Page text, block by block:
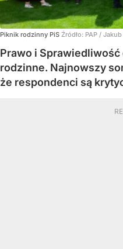
Piknik rodzinny PiS Źródło: PAP /
Prawo i
rodzinne. Najnowszy
że respondenci są